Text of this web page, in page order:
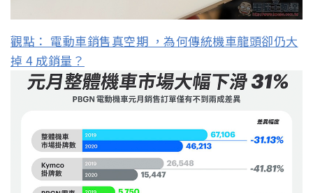
觀點： 電動車銷售真空期 ，為何傳統機車龍頭卻仍大
掉 4 成銷量？